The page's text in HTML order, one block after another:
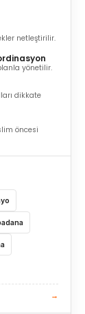
netleştirilir.
yönetilir.
dikkate
öncesi
→